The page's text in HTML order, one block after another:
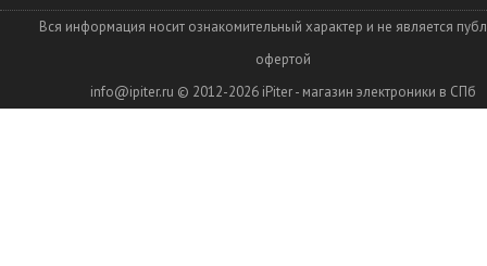
Вся информация носит ознакомительный характер и не является
офертой
info@ipiter.ru © 2012-2026 iPiter - магазин электроники в СПб